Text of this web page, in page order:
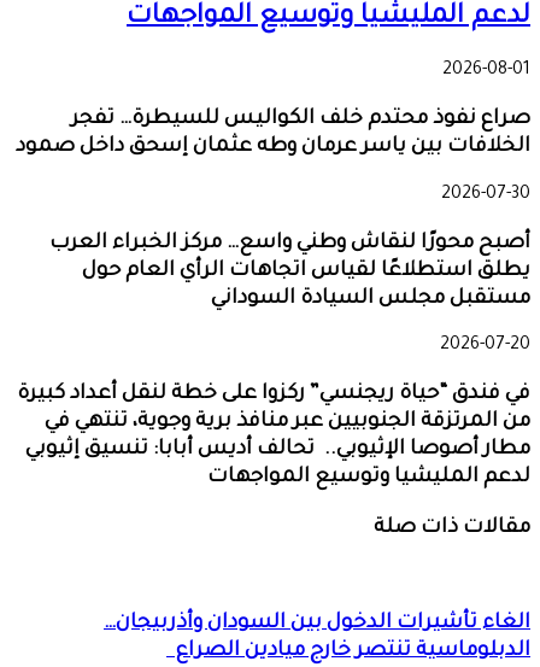
لدعم المليشيا وتوسيع المواجهات
2026-08-01
صراع نفوذ محتدم خلف الكواليس للسيطرة… تفجر
الخلافات بين ياسر عرمان وطه عثمان إسحق داخل صمود
2026-07-30
أصبح محورًا لنقاش وطني واسع… مركز الخبراء العرب
يطلق استطلاعًا لقياس اتجاهات الرأي العام حول
مستقبل مجلس السيادة السوداني
2026-07-20
في فندق “حياة ريجنسي” ركزوا على خطة لنقل أعداد كبيرة
من المرتزقة الجنوبيين عبر منافذ برية وجوية، تنتهي في
مطار أصوصا الإثيوبي.. تحالف أديس أبابا: تنسيق إثيوبي
لدعم المليشيا وتوسيع المواجهات
مقالات ذات صلة
الغاء تأشيرات الدخول بين السودان وأذربيجان…
الدبلوماسية تنتصر خارج ميادين الصراع